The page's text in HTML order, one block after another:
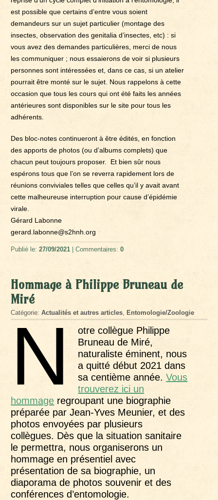
est possible que certains d’entre vous soient
demandeurs sur un sujet particulier (montage des
insectes, observation des genitalia d’insectes, etc) : si
vous avez des demandes particulières, merci de nous
les communiquer ; nous essaierons de voir si plusieurs
personnes sont intéressées et, dans ce cas, si un atelier
pourrait être monté sur le sujet. Nous rappelons à cette
occasion que tous les cours qui ont été faits les années
antérieures sont disponibles sur le site pour tous les
adhérents.
Des bloc-notes continueront à être édités, en fonction
des apports de photos (ou d’albums complets) que
chacun peut toujours proposer. Et bien sûr nous
espérons tous que l’on se reverra rapidement lors de
réunions conviviales telles que celles qu’il y avait avant
cette malheureuse interruption pour cause d’épidémie
virale.
Gérard Labonne
gerard.labonne@s2hnh.org
Publié le:27/09/2021 | Commentaires:0
Hommage à Philippe Bruneau de
Miré
Catégorie:Actualités et autres articles ,Entomologie/Zoologie
N
otre collègue Philippe
Bruneau de Miré,
naturaliste éminent, nous
a quitté début 2021 dans
sa centième année.Vous
trouverez ici un
hommage regroupant une biographie
préparée par Jean-Yves Meunier, et des
photos envoyées par plusieurs
collègues. Dès que la situation sanitaire
le permettra, nous organiserons un
hommage en présentiel avec
présentation de sa biographie, un
diaporama de photos souvenir et des
conférences d’entomologie.